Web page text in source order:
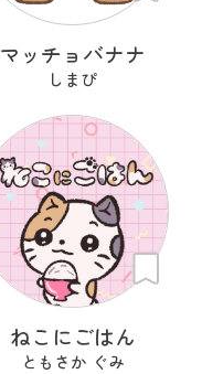
マッチョバナナ
しまぴ
ねこにごはん
ともさか ぐみ